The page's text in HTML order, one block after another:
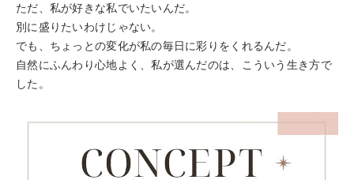
ただ、私が好きな私でいたいんだ。
別に盛りたいわけじゃない。
でも、ちょっとの変化が私の毎日に彩りをくれるんだ。
自然にふんわり心地よく、私が選んだのは、こういう生き方で
した。